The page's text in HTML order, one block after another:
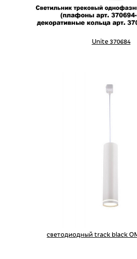
Unite 370684
светодиодный track black